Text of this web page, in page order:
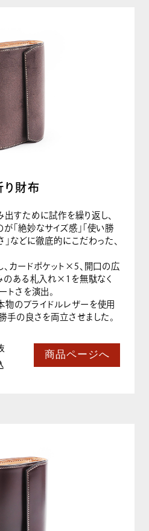
り財布
すために試作を繰り返し、
「絶妙なサイズ感」「使い勝
」などに徹底的にこだわった、
カードポケット×5、開口の広
のある札入れ×1を無駄なく
トさを演出。
のブライドルレザーを使用
手の良さを両立させました。
商品ページへ